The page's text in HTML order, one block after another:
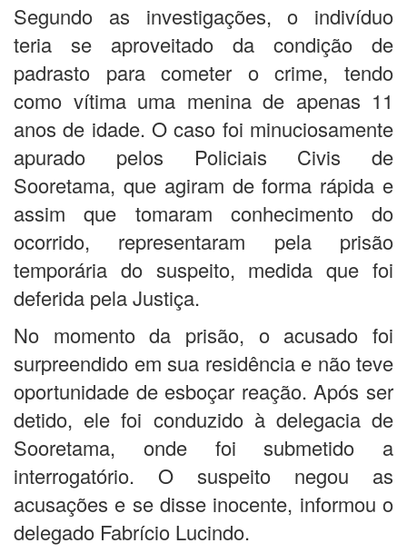
Segundo as investigações, o indivíduo
teria se aproveitado da condição de
padrasto para cometer o crime, tendo
como vítima uma menina de apenas 11
anos de idade. O caso foi minuciosamente
apurado pelos Policiais Civis de
Sooretama, que agiram de forma rápida e
assim que tomaram conhecimento do
ocorrido, representaram pela prisão
temporária do suspeito, medida que foi
deferida pela Justiça.
No momento da prisão, o acusado foi
surpreendido em sua residência e não teve
oportunidade de esboçar reação. Após ser
detido, ele foi conduzido à delegacia de
Sooretama, onde foi submetido a
interrogatório. O suspeito negou as
acusações e se disse inocente, informou o
delegado Fabrício Lucindo.